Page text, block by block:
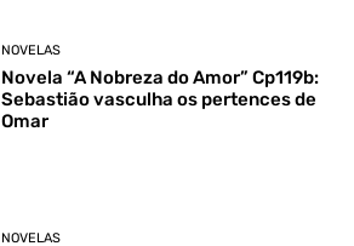
NOVELAS
Novela “A Nobreza do Amor” Cp119b:
Sebastião vasculha os pertences de
Omar
NOVELAS